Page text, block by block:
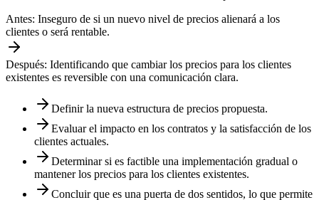
Antes: Inseguro de si un nuevo nivel de precios alienará a los
clientes o será rentable.
Después: Identificando que cambiar los precios para los clientes
existentes es reversible con una comunicación clara.
Definir la nueva estructura de precios propuesta.
Evaluar el impacto en los contratos y la satisfacción de los
clientes actuales.
Determinar si es factible una implementación gradual o
mantener los precios para los clientes existentes.
Concluir que es una puerta de dos sentidos, lo que permite